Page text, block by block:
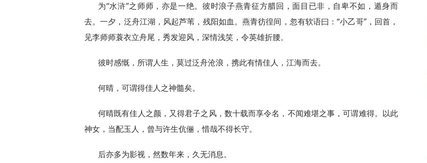
为“水浒”之师师，亦是一绝。彼时浪子燕青征方腊回，面目已非，自卑不如，遁身而
去。一夕，泛舟江湖，风起芦苇，残阳如血。燕青彷徨间，忽有软语曰：“小乙哥”，回首，
见李师师蓑衣立舟尾，秀发迎风，深情浅笑，令英雄折腰。
彼时感慨，所谓人生，莫过泛舟沧浪，携此有情佳人，江海而去。
何晴，可谓得佳人之神髓矣。
何晴既有佳人之颜，又得君子之风，数十载而享令名，不闻难堪之事，可谓难得。以此
神女，当配玉人，曾与许生伉俪，惜哉不得长守。
后亦多为影视，然数年来，久无消息。